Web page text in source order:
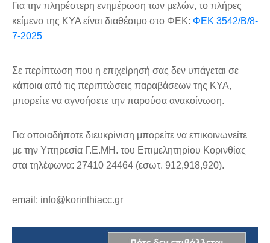
Για την πληρέστερη ενημέρωση των μελών, το πλήρες
κείμενο της ΚΥΑ είναι διαθέσιμο στο ΦΕΚ: ΦΕΚ 3542/Β/8-
7-2025
Σε περίπτωση που η επιχείρησή σας δεν υπάγεται σε
κάποια από τις περιπτώσεις παραβάσεων της ΚΥΑ,
μπορείτε να αγνοήσετε την παρούσα ανακοίνωση.
Για οποιαδήποτε διευκρίνιση μπορείτε να επικοινωνείτε
με την Υπηρεσία Γ.Ε.ΜΗ. του Επιμελητηρίου Κορινθίας
στα τηλέφωνα: 27410 24464 (εσωτ. 912,918,920).
email: info@korinthiacc.gr